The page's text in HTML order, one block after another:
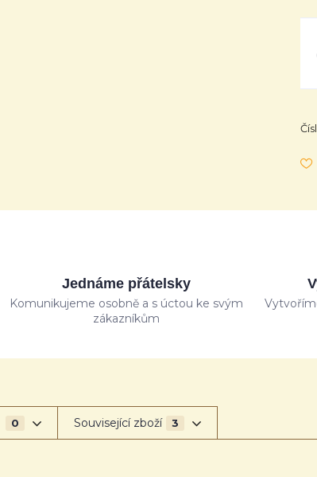
Jednáme přátelsky
Komunikujeme osobně a s úctou ke svým
zákazníkům
0 Související zboží 3